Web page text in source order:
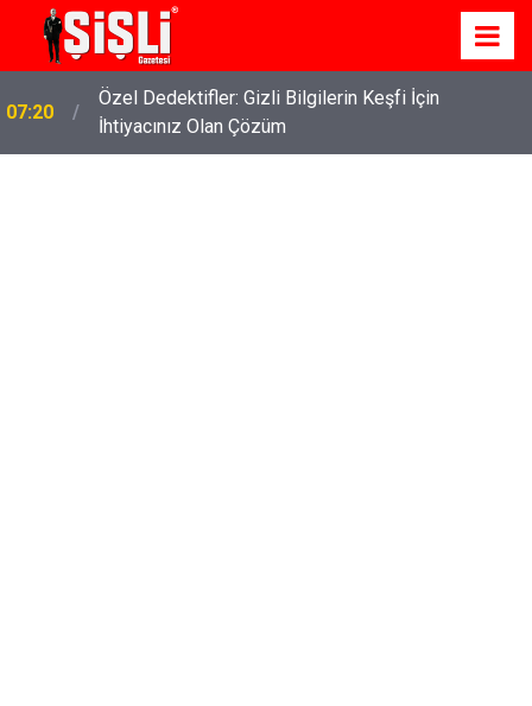
07:15
İskele'de Kiralık Daire Seçenekleriyle Konforlu Bir
Yaşam